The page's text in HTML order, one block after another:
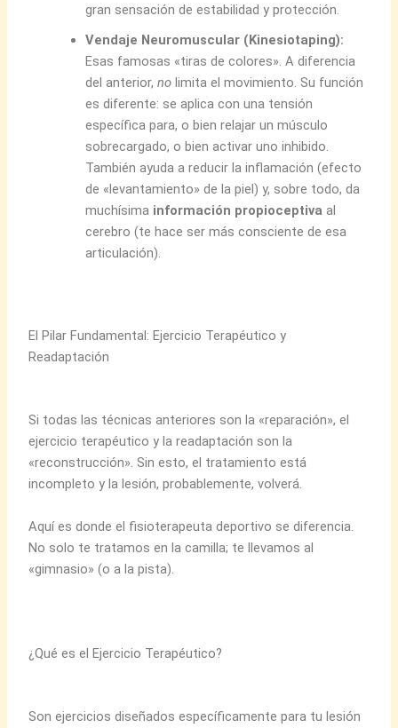
gran sensación de estabilidad y protección.
Vendaje Neuromuscular (Kinesiotaping):
Esas famosas «tiras de colores». A diferencia
del anterior,no limita el movimiento. Su función
es diferente: se aplica con una tensión
específica para, o bien relajar un músculo
sobrecargado, o bien activar uno inhibido.
También ayuda a reducir la inflamación (efecto
de «levantamiento» de la piel) y, sobre todo, da
muchísima información propioceptiva al
cerebro (te hace ser más consciente de esa
articulación).
El Pilar Fundamental: Ejercicio Terapéutico y
Readaptación
Si todas las técnicas anteriores son la «reparación», el
ejercicio terapéutico y la readaptación son la
«reconstrucción». Sin esto, el tratamiento está
incompleto y la lesión, probablemente, volverá.
Aquí es donde el fisioterapeuta deportivo se diferencia.
No solo te tratamos en la camilla; te llevamos al
«gimnasio» (o a la pista).
¿Qué es el Ejercicio Terapéutico?
Son ejercicios diseñados específicamente para tu lesión